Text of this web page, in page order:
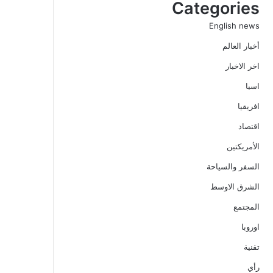
Categories
English news
أخبار العالم
اخر الاخبار
اسيا
افريقيا
اقتصاد
الأمريكتين
السفر والسياحة
الشرق الاوسط
المجتمع
اوروبا
تقنية
رأي